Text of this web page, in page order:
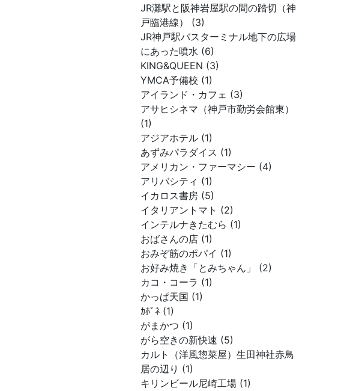
JR灘駅と阪神岩屋駅の間の踏切（神
戸臨港線） (3)
JR神戸駅バスターミナル地下の広場
にあった噴水 (6)
KING&QUEEN (3)
YMCA予備校 (1)
アイランド・カフェ (3)
アサヒシネマ（神戸市勤労会館東）
(1)
アジアホテル (1)
あずみパラダイス (1)
アメリカン・ファーマシー (4)
アリバシティ (1)
イカロス書房 (5)
イタリアントマト (2)
インテルナきたむら (1)
おばさんの店 (1)
おみぞ筋のポパイ (1)
お好み焼き「とみちゃん」 (2)
カコ・コーラ (1)
かっぱ天国 (1)
ｶﾎﾟﾈ (1)
がまかつ (1)
がら空きの新快速 (5)
カルト（洋風惣菜屋）生田神社赤鳥
居の辺り (1)
キリンビール尼崎工場 (1)